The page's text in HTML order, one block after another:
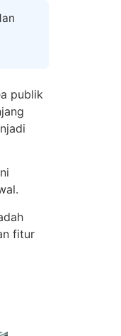
publik
fitur